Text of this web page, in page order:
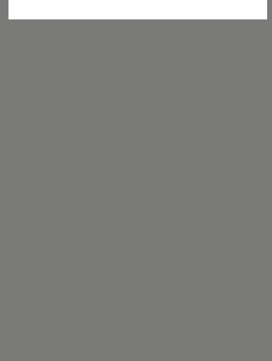
Vorgängermodelle